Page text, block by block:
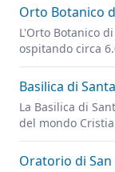
Orto Botanico
L'Orto Botanico
ospitando circa
e il futuristico
Basilica di
La Basilica di
del mondo
dell'architettura
Oratorio di